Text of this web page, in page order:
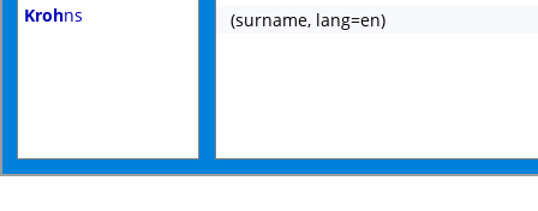
Krohns
(surname, lang=en)